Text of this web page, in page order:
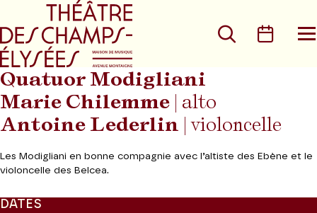
Aller au menu principal
Rechercher
Quatuor Modigliani
Marie Chilemme | alto
Antoine Lederlin | violoncelle
Les Modigliani en bonne compagnie avec l’altiste des Ebène et le
violoncelle des Belcea.
DATES